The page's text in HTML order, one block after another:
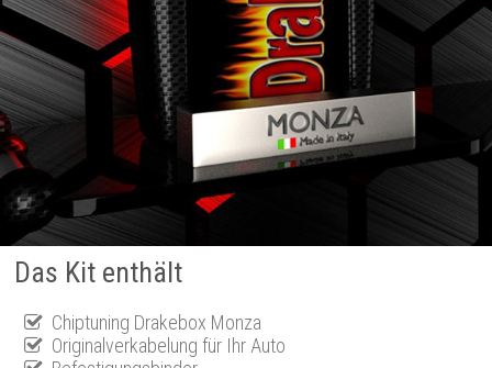
Das Kit enthält
Chiptuning Drakebox Monza
Originalverkabelung für Ihr Auto